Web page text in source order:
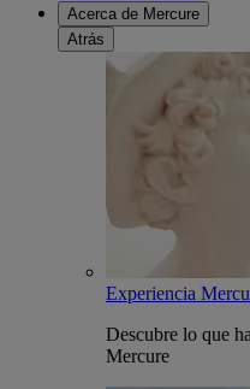
Acerca de Mercure
Atrás
Experiencia
Descubre lo que
Mercure